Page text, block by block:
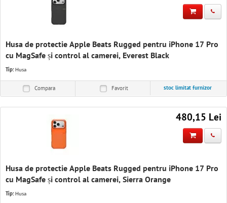
Husa de protectie Apple Beats Rugged pentru iPhone 17 Pro
cu MagSafe și control al camerei, Everest Black
Tip: Husa
Compara Favorit stoc limitat furnizor
480,15 Lei
Husa de protectie Apple Beats Rugged pentru iPhone 17 Pro
cu MagSafe și control al camerei, Sierra Orange
Tip: Husa